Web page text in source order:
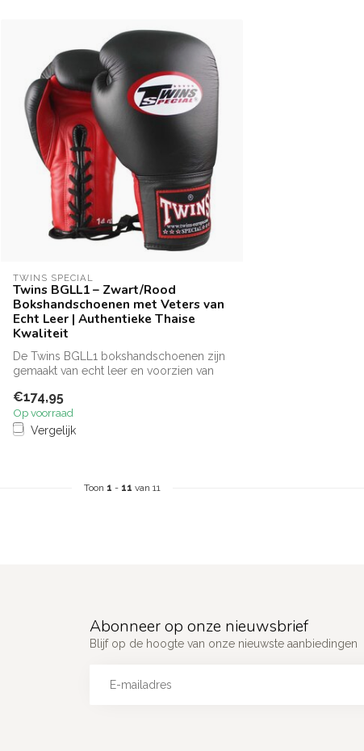
TWINS SPECIAL
Twins BGLL1 – Zwart/Rood
Bokshandschoenen met Veters van
Echt Leer | Authentieke Thaise
Kwaliteit
De Twins BGLL1 bokshandschoenen zijn
gemaakt van echt leer en voorzien van
€174,95
Op voorraad
Vergelijk
Toon 1 - 11 van 11
Abonneer op onze nieuwsbrief
Blijf op de hoogte van onze nieuwste aanbiedingen